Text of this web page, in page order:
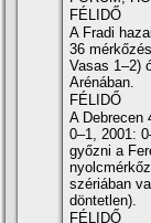
FÉLIDŐ
A Fradi
36
Vasas 1–2)
Arénában.
FÉLIDŐ
A Debrecen
0–1, 2001:
győzni a
szériában
döntetlen).
FÉLIDŐ